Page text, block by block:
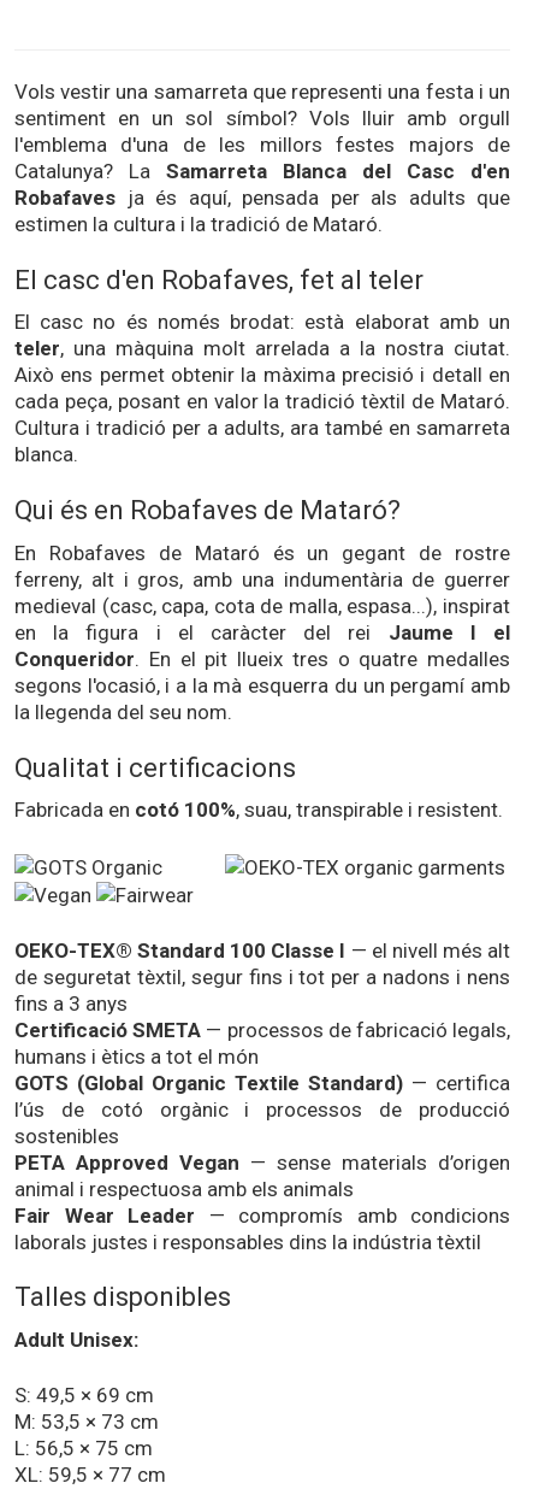
Vols vestir una samarreta que representi una festa i un
sentiment en un sol símbol? Vols lluir amb orgull
l'emblema d'una de les millors festes majors de
Catalunya? La Samarreta Blanca del Casc d'en
Robafaves ja és aquí, pensada per als adults que
estimen la cultura i la tradició de Mataró.
El casc d'en Robafaves, fet al teler
El casc no és només brodat: està elaborat amb un
teler, una màquina molt arrelada a la nostra ciutat.
Això ens permet obtenir la màxima precisió i detall en
cada peça, posant en valor la tradició tèxtil de Mataró.
Cultura i tradició per a adults, ara també en samarreta
blanca.
Qui és en Robafaves de Mataró?
En Robafaves de Mataró és un gegant de rostre
ferreny, alt i gros, amb una indumentària de guerrer
medieval (casc, capa, cota de malla, espasa...), inspirat
en la figura i el caràcter del rei Jaume I el
Conqueridor. En el pit llueix tres o quatre medalles
segons l'ocasió, i a la mà esquerra du un pergamí amb
la llegenda del seu nom.
Qualitat i certificacions
Fabricada en cotó 100%, suau, transpirable i resistent.
OEKO-TEX® Standard 100 Classe I — el nivell més alt
de seguretat tèxtil, segur fins i tot per a nadons i nens
fins a 3 anys
Certificació SMETA — processos de fabricació legals,
humans i ètics a tot el món
GOTS (Global Organic Textile Standard) — certifica
l’ús de cotó orgànic i processos de producció
sostenibles
PETA Approved Vegan — sense materials d’origen
animal i respectuosa amb els animals
Fair Wear Leader — compromís amb condicions
laborals justes i responsables dins la indústria tèxtil
Talles disponibles
Adult Unisex:
S: 49,5 × 69 cm
M: 53,5 × 73 cm
L: 56,5 × 75 cm
XL: 59,5 × 77 cm